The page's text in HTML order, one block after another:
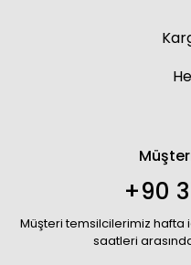
+90
Müşteri temsilcilerimiz hafta
saatleri